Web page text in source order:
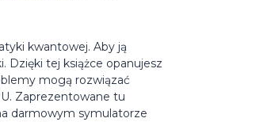
kwantowej. Aby ją
tej książce opanujesz
mogą rozwiązać
Zaprezentowane tu
darmowym symulatorze